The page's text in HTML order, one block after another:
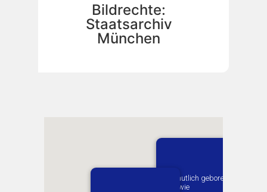
Bildrechte:
Staatsarchiv
München
Vermutlich geboren in
Borowie